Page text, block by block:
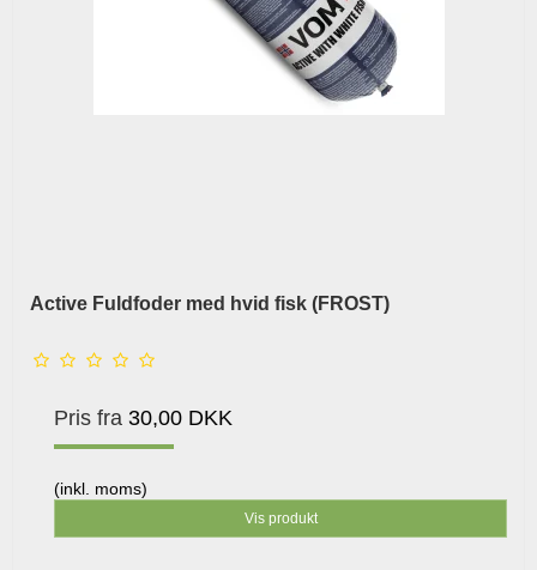
Active Fuldfoder med hvid fisk (FROST)
Pris fra 30,00 DKK
(inkl. moms)
Vis produkt